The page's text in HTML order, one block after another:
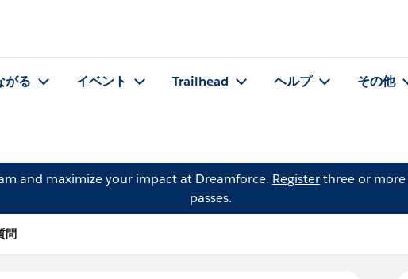
がる イベント Trailhead ヘルプ その他
and maximize your impact at Dreamforce. Registerthree or
passes.
問